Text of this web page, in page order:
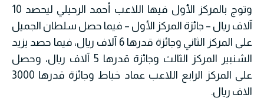
وتوج بالمركز الأول فيها اللاعب أحمد الرحيلي ليحصد 10
آلاف ريال – جائزة المركز الأول – فيما حصل سلطان الجميل
على المركز الثاني وجائزة قدرها 6 آلاف ريال، فيما حصد يزيد
الشنبير المركز الثالث وجائزة قدرها 5 آلاف ريال، وحصل
على المركز الرابع اللاعب عماد خياط وجائزة قدرها 3000
الاف ريال.